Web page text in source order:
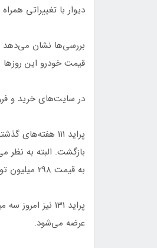
دیوار با تغییراتی
بررسی‌ها نشان می‌دهد
قیمت خودرو این
در سایت‌های خرید و
به قیمت ۲۹۸ میلیون تومان رسید.
عرضه می‌شود.